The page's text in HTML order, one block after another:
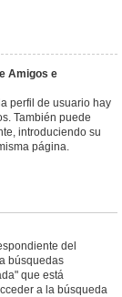
Amigos e
perfil de usuario hay
También puede
introduciendo su
página.
del
búsquedas
que está
a la búsqueda